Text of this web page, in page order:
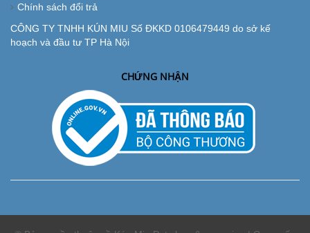
Chính sách đổi trả
CÔNG TY TNHH KÚN MIU Số ĐKKD 0106479449 do sở kế
hoạch và đầu tư TP Hà Nội
CHỨNG NHẬN